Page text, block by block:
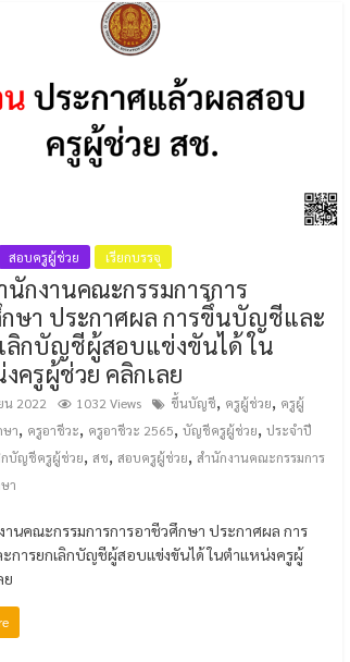
สอบครูผู้ช่วย เรียกบรรจุ
นักงานคณะกรรมการการ
ษา ประกาศผล การขึ้นบัญชีและ
ลิกบัญชีผู้สอบแข่งขันได้ ใน
ครูผู้ช่วย คลิกเลย
น 2022 1032 Views ขึ้นบัญชี, ครูผู้ช่วย, ครูผู้
า, ครูอาชีวะ, ครูอาชีวะ 2565,บัญชีครูผู้ช่วย,ประจำปี
กบัญชีครูผู้ช่วย,สช,สอบครูผู้ช่วย,สำนักงานคณะกรรมการ
า
านคณะกรรมการการอาชีวศึกษา ประกาศผล การ
การยกเลิกบัญชีผู้สอบแข่งขันได้ ในตำแหน่งครูผู้
ย